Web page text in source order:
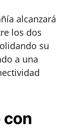
alcanzará
los dos
su
a una
con